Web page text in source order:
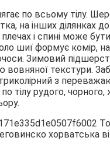
по всьому тілу.
на інших ділянках
і спині може
шиї формує комір, на
очоси. Зимовий
вовняної текстури.
з
тілу рудого, чорного,